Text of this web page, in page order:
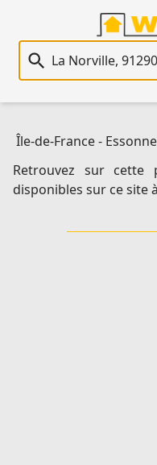
Recherche immobilière
Île-de-France- Essonne
Retrouvez sur cette
disponibles sur ce site